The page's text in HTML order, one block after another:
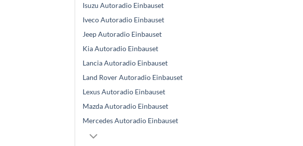
Isuzu Autoradio Einbauset
Iveco Autoradio Einbauset
Jeep Autoradio Einbauset
Kia Autoradio Einbauset
Lancia Autoradio Einbauset
Land Rover Autoradio Einbauset
Lexus Autoradio Einbauset
Mazda Autoradio Einbauset
Mercedes Autoradio Einbauset